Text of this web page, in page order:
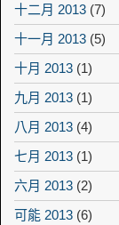
十二月 2013 (7)
十一月 2013 (5)
十月 2013 (1)
九月 2013 (1)
八月 2013 (4)
七月 2013 (1)
六月 2013 (2)
可能 2013 (6)